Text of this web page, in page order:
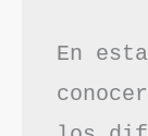
En